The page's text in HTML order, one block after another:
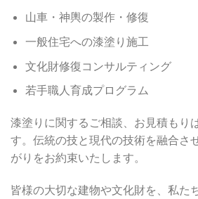
山車・神輿の製作・修復
一般住宅への漆塗り施工
文化財修復コンサルティング
若手職人育成プログラム
漆塗りに関するご相談、お見積もり
す。伝統の技と現代の技術を融合さ
がりをお約束いたします。
皆様の大切な建物や文化財を、私た